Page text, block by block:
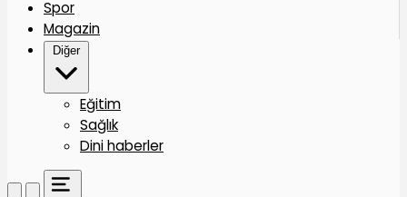
Spor
Magazin
Diğer
Eğitim
Sağlık
Dini haberler